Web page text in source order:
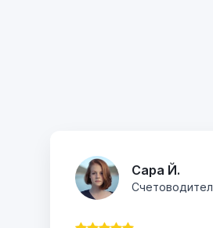
Сара Й.
Счетоводител